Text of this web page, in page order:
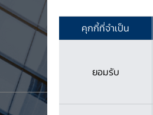
คุกกี้ที่จำเป็น
ยอมรับ